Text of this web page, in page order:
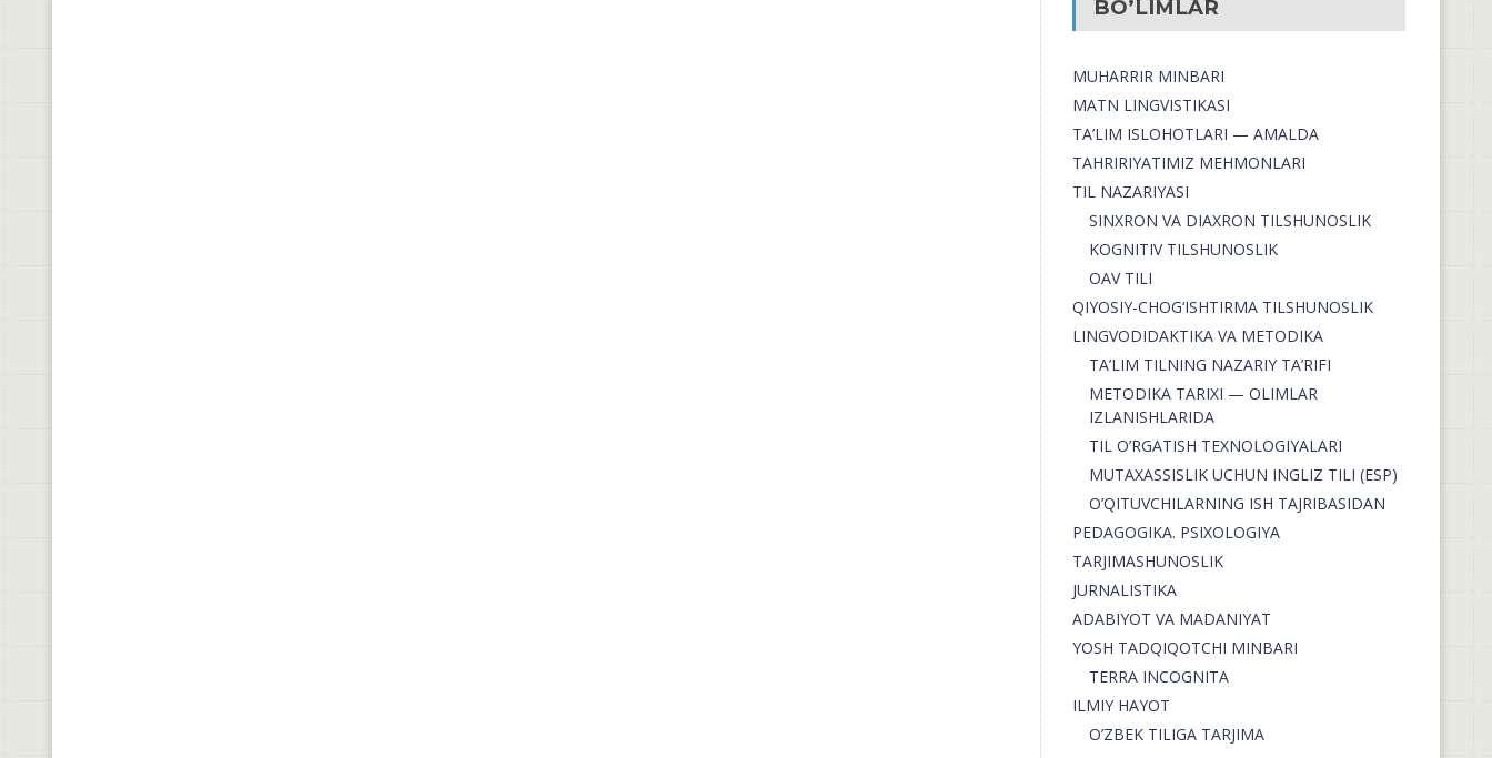
BO’LIMLAR
MUHARRIR MINBARI
MATN LINGVISTIKASI
TA’LIM ISLOHOTLARI — AMALDA
TAHRIRIYATIMIZ MEHMONLARI
TIL NAZARIYASI
SINXRON VA DIAXRON TILSHUNOSLIK
KOGNITIV TILSHUNOSLIK
OAV TILI
QIYOSIY-CHOG‘ISHTIRMA TILSHUNOSLIK
LINGVODIDAKTIKA VA METODIKA
TA’LIM TILNING NAZARIY TA’RIFI
METODIKA TARIXI — OLIMLAR
IZLANISHLARIDA
TIL O’RGATISH TEXNOLOGIYALARI
MUTAXASSISLIK UCHUN INGLIZ TILI (ESP)
O’QITUVCHILARNING ISH TAJRIBASIDAN
PEDAGOGIKA. PSIXOLOGIYA
TARJIMASHUNOSLIK
JURNALISTIKA
ADABIYOT VA MADANIYAT
YOSH TADQIQOTCHI MINBARI
TERRA INCOGNITA
ILMIY HAYOT
O’ZBEK TILIGA TARJIMA